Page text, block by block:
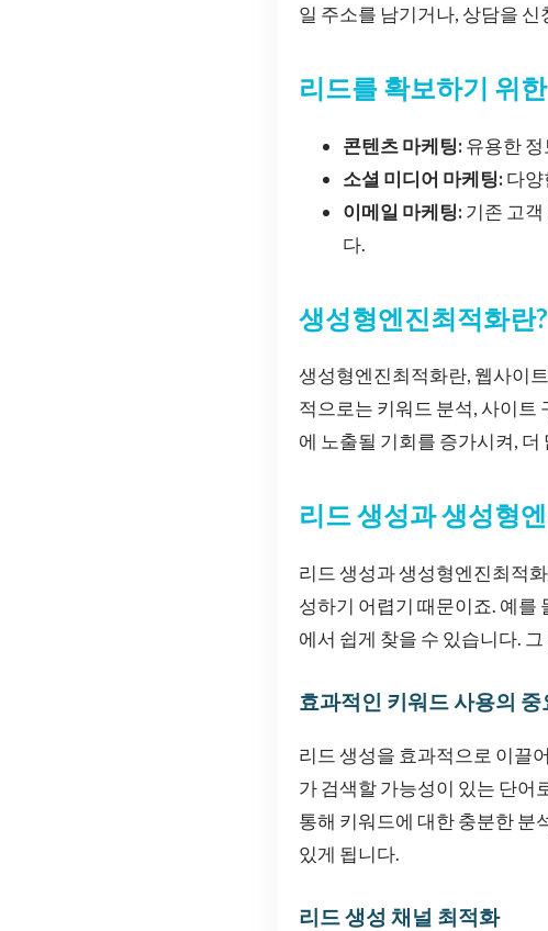
일 주소를 남기거나, 상담을
리드를 확보하기 위
콘텐츠 마케팅: 유용한
소셜 미디어 마케팅: 다
이메일 마케팅: 기존 고
다.
생성형엔진최적화란?
생성형엔진최적화란, 웹사이
적으로는 키워드 분석, 사이트
에 노출될 기회를 증가시켜,
리드 생성과 생성형
리드 생성과 생성형엔진최적
성하기 어렵기 때문이죠. 예를
에서 쉽게 찾을 수 있습니다.
효과적인 키워드 사용의 중
리드 생성을 효과적으로 이끌
가 검색할 가능성이 있는 단어
통해 키워드에 대한 충분한 분
있게 됩니다.
리드 생성 채널 최적화